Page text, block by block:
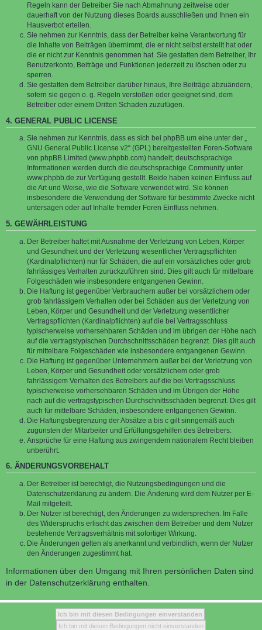
Regeln kann der Betreiber Sie nach Abmahnung zeitweise oder
dauerhaft von der Nutzung dieses Boards ausschließen und Ihnen ein
Hausverbot erteilen.
Sie nehmen zur Kenntnis, dass der Betreiber keine Verantwortung für
die Inhalte von Beiträgen übernimmt, die er nicht selbst erstellt hat oder
die er nicht zur Kenntnis genommen hat. Sie gestatten dem Betreiber, Ihr
Benutzerkonto, Beiträge und Funktionen jederzeit zu löschen oder zu
sperren.
Sie gestatten dem Betreiber darüber hinaus, Ihre Beiträge abzuändern,
sofern sie gegen o. g. Regeln verstoßen oder geeignet sind, dem
Betreiber oder einem Dritten Schaden zuzufügen.
4. GENERAL PUBLIC LICENSE
Sie nehmen zur Kenntnis, dass es sich bei phpBB um eine unter der „
GNU General Public License v2“ (GPL) bereitgestellten Foren-Software
von phpBB Limited (www.phpbb.com) handelt; deutschsprachige
Informationen werden durch die deutschsprachige Community unter
www.phpbb.de zur Verfügung gestellt. Beide haben keinen Einfluss auf
die Art und Weise, wie die Software verwendet wird. Sie können
insbesondere die Verwendung der Software für bestimmte Zwecke nicht
untersagen oder auf Inhalte fremder Foren Einfluss nehmen.
5. GEWÄHRLEISTUNG
Der Betreiber haftet mit Ausnahme der Verletzung von Leben, Körper
und Gesundheit und der Verletzung wesentlicher Vertragspflichten
(Kardinalpflichten) nur für Schäden, die auf ein vorsätzliches oder grob
fahrlässiges Verhalten zurückzuführen sind. Dies gilt auch für mittelbare
Folgeschäden wie insbesondere entgangenen Gewinn.
Die Haftung ist gegenüber Verbrauchern außer bei vorsätzlichem oder
grob fahrlässigem Verhalten oder bei Schäden aus der Verletzung von
Leben, Körper und Gesundheit und der Verletzung wesentlicher
Vertragspflichten (Kardinalpflichten) auf die bei Vertragsschluss
typischerweise vorhersehbaren Schäden und im übrigen der Höhe nach
auf die vertragstypischen Durchschnittsschäden begrenzt. Dies gilt auch
für mittelbare Folgeschäden wie insbesondere entgangenen Gewinn.
Die Haftung ist gegenüber Unternehmern außer bei der Verletzung von
Leben, Körper und Gesundheit oder vorsätzlichem oder grob
fahrlässigem Verhalten des Betreibers auf die bei Vertragsschluss
typischerweise vorhersehbaren Schäden und im Übrigen der Höhe
nach auf die vertragstypischen Durchschnittsschäden begrenzt. Dies gilt
auch für mittelbare Schäden, insbesondere entgangenen Gewinn.
Die Haftungsbegrenzung der Absätze a bis c gilt sinngemäß auch
zugunsten der Mitarbeiter und Erfüllungsgehilfen des Betreibers.
Ansprüche für eine Haftung aus zwingendem nationalem Recht bleiben
unberührt.
6. ÄNDERUNGSVORBEHALT
Der Betreiber ist berechtigt, die Nutzungsbedingungen und die
Datenschutzerklärung zu ändern. Die Änderung wird dem Nutzer per E-
Mail mitgeteilt.
Der Nutzer ist berechtigt, den Änderungen zu widersprechen. Im Falle
des Widerspruchs erlischt das zwischen dem Betreiber und dem Nutzer
bestehende Vertragsverhältnis mit sofortiger Wirkung.
Die Änderungen gelten als anerkannt und verbindlich, wenn der Nutzer
den Änderungen zugestimmt hat.
Informationen über den Umgang mit Ihren persönlichen Daten sind
in der Datenschutzerklärung enthalten.